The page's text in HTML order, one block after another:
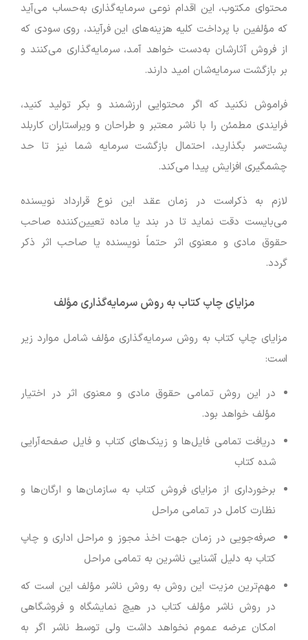
محتوای مکتوب، این اقدام نوعی سرمایه‌گذاری به‌حساب می‌آید
که مؤلفین با پرداخت کلیه هزینه‌های این فرآیند، روی سودی که
از فروش آثارشان به‌دست خواهد آمد، سرمایه‌گذاری می‌کنند و
بر بازگشت سرمایه‌شان امید دارند.
فراموش نکنید که اگر محتوایی ارزشمند و بکر تولید کنید،
فرایندی مطمئن را با ناشر معتبر و طراحان و ویراستاران کاربلد
پشت‌سر بگذارید، احتمال بازگشت سرمایه شما نیز تا حد
چشمگیری افزایش پیدا می‌کند.
لازم به ذکراست در زمان عقد این نوع قرارداد نویسنده
می‌بایست دقت نماید تا در بند یا ماده تعیین‌کننده صاحب
حقوق مادی و معنوی اثر حتماً نویسنده یا صاحب اثر ذکر
گردد.
مزایای چاپ کتاب به روش سرمایه‌گذاری مؤلف
مزایای چاپ کتاب به روش سرمایه‌گذاری مؤلف شامل موارد زیر
است:
در این روش تمامی حقوق مادی و معنوی اثر در اختیار
مؤلف خواهد بود.
دریافت تمامی فایل‌ها و زینک‌های کتاب و فایل صفحه‌آرایی
شده کتاب
برخورداری از مزایای فروش کتاب به سازمان‌ها و ارگان‌ها و
نظارت کامل در تمامی مراحل
صرفه‌جویی در زمان جهت اخذ مجوز و مراحل اداری و چاپ
کتاب به دلیل آشنایی ناشرین به تمامی مراحل
مهم‌ترین مزیت این روش به روش ناشر مؤلف این است که
در روش ناشر مؤلف کتاب در هیچ نمایشگاه و فروشگاهی
امکان عرضه عموم نخواهد داشت ولی توسط ناشر اگر به